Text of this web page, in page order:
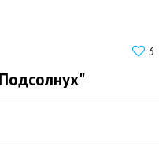
3